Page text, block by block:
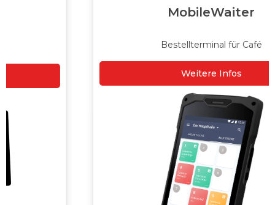
MobileWaiter
Bestellterminal für Café